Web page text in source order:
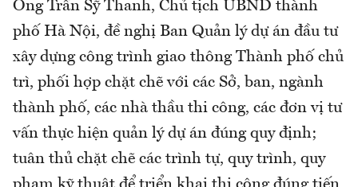
Ông Trần Sỹ Thanh, Chủ tịch UBND thành
phố Hà Nội, đề nghị Ban Quản lý dự án đầu tư
xây dựng công trình giao thông Thành phố chủ
trì, phối hợp chặt chẽ với các Sở, ban, ngành
thành phố, các nhà thầu thi công, các đơn vị tư
vấn thực hiện quản lý dự án đúng quy định;
tuân thủ chặt chẽ các trình tự, quy trình, quy